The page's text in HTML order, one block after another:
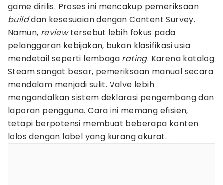
game dirilis. Proses ini mencakup pemeriksaan
builddan kesesuaian dengan Content Survey.
Namun, reviewtersebut lebih fokus pada
pelanggaran kebijakan, bukan klasifikasi usia
mendetail seperti lembaga rating. Karena katalog
Steam sangat besar, pemeriksaan manual secara
mendalam menjadi sulit. Valve lebih
mengandalkan sistem deklarasi pengembang dan
laporan pengguna. Cara ini memang efisien,
tetapi berpotensi membuat beberapa konten
lolos dengan label yang kurang akurat.